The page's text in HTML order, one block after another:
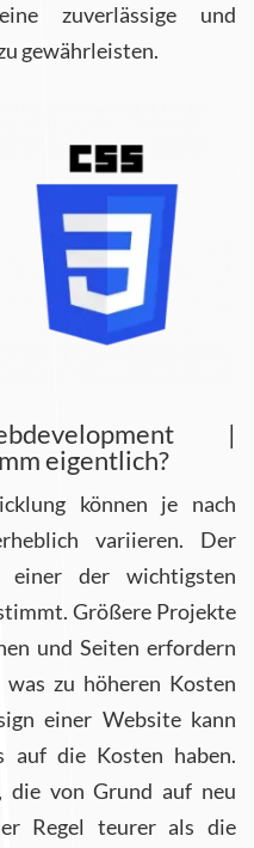
zuverlässige und
gewährleisten.
|
eigentlich?
können je nach
variieren. Der
der wichtigsten
Größere Projekte
und Seiten erfordern
zu höheren Kosten
einer Website kann
auf die Kosten haben.
die von Grund auf neu
Regel teurer als die